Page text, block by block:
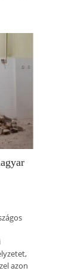
azon